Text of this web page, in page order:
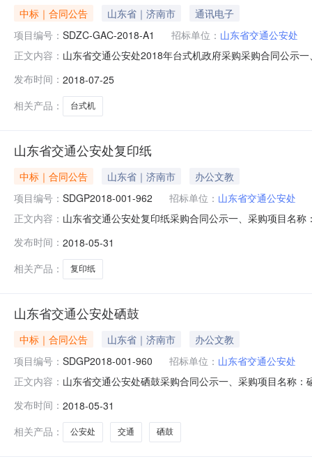
中标｜合同公告 山东省｜济南市
通讯电子
项目编号： SDZC-GAC-2018-A1 招标单位： 山东省交通公安处
正文内容： 山东省交通公安处2018年台式机政府采购采购合同公示
安处地址：济南市舜耕路19号联系人：庄新玲联系方式
发布时间： 2018-07-25
相关产品：
台式机
山东省交通公安处复印纸
中标｜合同公告 山东省｜济南市
办公文教
项目编号： SDGP2018-001-962 招标单位： 山东省交通公安处
正文内容： 山东省交通公安处复印纸采购合同公示一、采购项目名
玲联系方式：856931562、代理机构：山东省政府采购
发布时间： 2018-05-31
相关产品：
复印纸
山东省交通公安处硒鼓
中标｜合同公告 山东省｜济南市
办公文教
项目编号： SDGP2018-001-960 招标单位： 山东省交通公安处
正文内容： 山东省交通公安处硒鼓采购合同公示一、采购项目名称
系方式：856931562、代理机构：山东省政府采购中心
发布时间： 2018-05-31
相关产品：
公安处 交通 硒鼓